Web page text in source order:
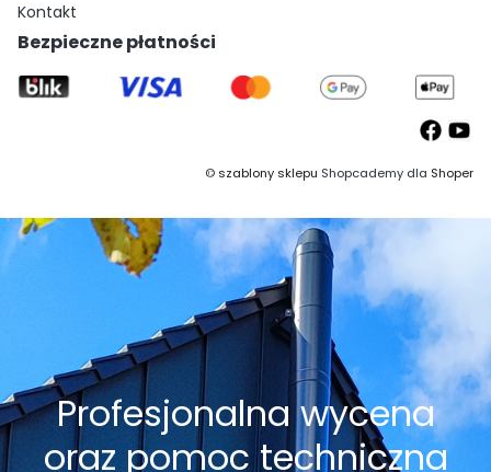
Kontakt
Bezpieczne płatności
©szablony sklepu Shopcademy dla Shoper
Profesjonalna wycena
oraz pomoc techniczna